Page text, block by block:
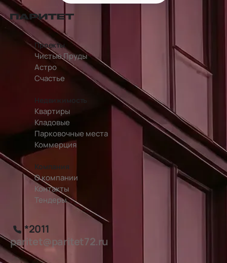
перейти на главную страницу
Проекты
Чистые Пруды
Астро
Счастье
Недвижимость
Квартиры
Кладовые
Парковочные места
Коммерция
Компания
О компании
Контакты
Тендеры
*2011
paritet@paritet72.ru